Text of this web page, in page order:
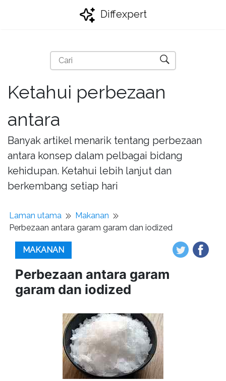
Diffexpert
Ketahui perbezaan
antara
Banyak artikel menarik tentang perbezaan
antara konsep dalam pelbagai bidang
kehidupan. Ketahui lebih lanjut dan
berkembang setiap hari
Laman utama
Makanan
Perbezaan antara garam garam dan iodized
MAKANAN
Perbezaan antara garam
garam dan iodized